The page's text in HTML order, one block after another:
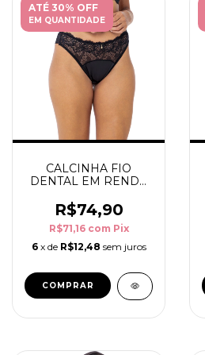
ATÉ 30% OFF
EM QUANTIDADE
CALCINHA FIO
DENTAL EM RENDA
R$74,90
R$71,16 com Pix
6 x de R$12,48 sem juros
COMPRAR